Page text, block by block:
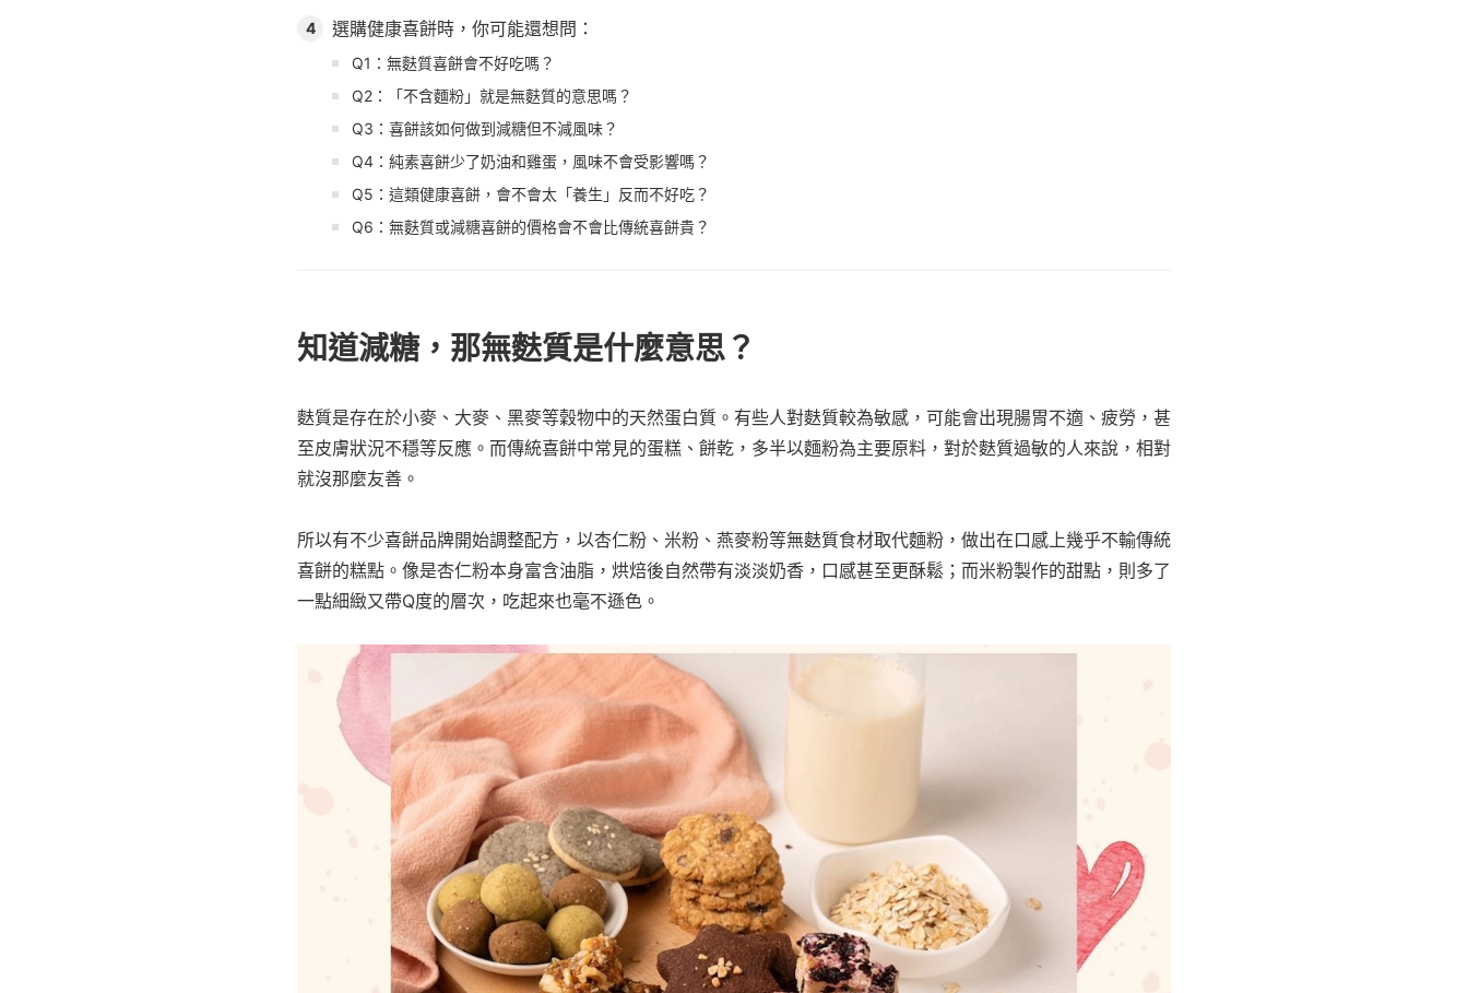
4 選購健康喜餅時，你可能還想問：
Q1：無麩質喜餅會不好吃嗎？
Q2：「不含麵粉」就是無麩質的意思嗎？
Q3：喜餅該如何做到減糖但不減風味？
Q4：純素喜餅少了奶油和雞蛋，風味不會受影響嗎？
Q5：這類健康喜餅，會不會太「養生」反而不好吃？
Q6：無麩質或減糖喜餅的價格會不會比傳統喜餅貴？
知道減糖，那無麩質是什麼意思？
麩質是存在於小麥、大麥、黑麥等穀物中的天然蛋白質。有些人對麩質較為敏感，可能會出現腸胃不適、疲勞，甚
至皮膚狀況不穩等反應。而傳統喜餅中常見的蛋糕、餅乾，多半以麵粉為主要原料，對於麩質過敏的人來說，相對
就沒那麼友善。
所以有不少喜餅品牌開始調整配方，以杏仁粉、米粉、燕麥粉等無麩質食材取代麵粉，做出在口感上幾乎不輸傳統
喜餅的糕點。像是杏仁粉本身富含油脂，烘焙後自然帶有淡淡奶香，口感甚至更酥鬆；而米粉製作的甜點，則多了
一點細緻又帶Q度的層次，吃起來也毫不遜色。